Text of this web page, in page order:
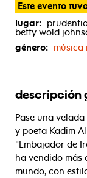
Este evento
lugar:
betty wold
género: música
descripción
Pase una
y poeta Kadim
"Embajador de
ha vendido más
mundo, con